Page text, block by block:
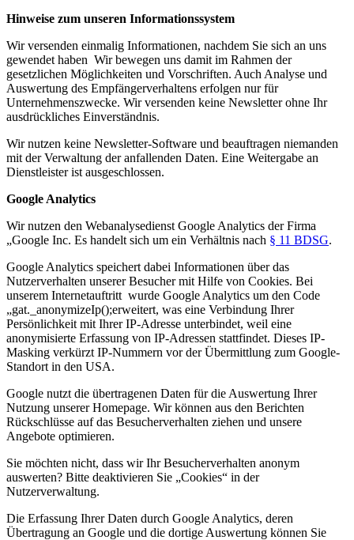
Hinweise zum unseren Informationssystem
Wir versenden einmalig Informationen, nachdem Sie sich an uns
gewendet haben Wir bewegen uns damit im Rahmen der
gesetzlichen Möglichkeiten und Vorschriften. Auch Analyse und
Auswertung des Empfängerverhaltens erfolgen nur für
Unternehmenszwecke. Wir versenden keine Newsletter ohne Ihr
ausdrückliches Einverständnis.
Wir nutzen keine Newsletter-Software und beauftragen niemanden
mit der Verwaltung der anfallenden Daten. Eine Weitergabe an
Dienstleister ist ausgeschlossen.
Google Analytics
Wir nutzen den Webanalysedienst Google Analytics der Firma
„Google Inc. Es handelt sich um ein Verhältnis nach § 11 BDSG.
Google Analytics speichert dabei Informationen über das
Nutzerverhalten unserer Besucher mit Hilfe von Cookies. Bei
unserem Internetauftritt wurde Google Analytics um den Code
„gat._anonymizeIp();erweitert, was eine Verbindung Ihrer
Persönlichkeit mit Ihrer IP-Adresse unterbindet, weil eine
anonymisierte Erfassung von IP-Adressen stattfindet. Dieses IP-
Masking verkürzt IP-Nummern vor der Übermittlung zum Google-
Standort in den USA.
Google nutzt die übertragenen Daten für die Auswertung Ihrer
Nutzung unserer Homepage. Wir können aus den Berichten
Rückschlüsse auf das Besucherverhalten ziehen und unsere
Angebote optimieren.
Sie möchten nicht, dass wir Ihr Besucherverhalten anonym
auswerten? Bitte deaktivieren Sie „Cookies“ in der
Nutzerverwaltung.
Die Erfassung Ihrer Daten durch Google Analytics, deren
Übertragung an Google und die dortige Auswertung können Sie